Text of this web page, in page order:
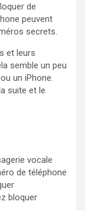
de
peuvent
secrets.
et leurs
semble un peu
un iPhone.
suite et le
vocale
de téléphone
bloquer